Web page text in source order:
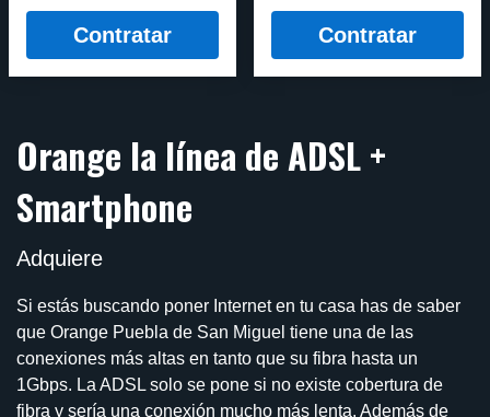
Contratar Contratar
Orange la línea de ADSL +
Smartphone
Adquiere
Si estás buscando poner Internet en tu casa has de saber
que Orange Puebla de San Miguel tiene una de las
conexiones más altas en tanto que su fibra hasta un
1Gbps. La ADSL solo se pone si no existe cobertura de
fibra y sería una conexión mucho más lenta. Además de